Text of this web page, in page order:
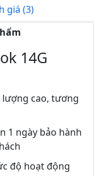
giá (3)
14G
cao, tương
1 ngày bảo hành
độ hoạt động